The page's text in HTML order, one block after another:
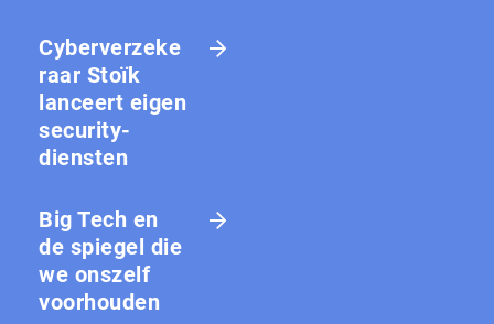
Cyberverzeke
raar Stoïk
lanceert eigen
security-
diensten
Big Tech en
de spiegel die
we onszelf
voorhouden